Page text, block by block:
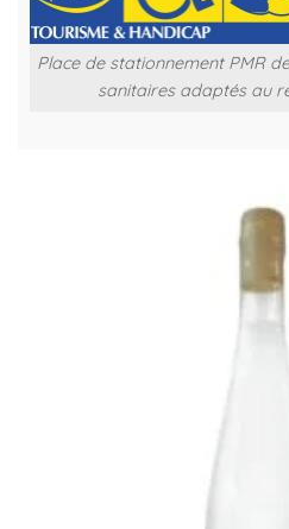
Place de stationnement PMR
sanitaires adaptés au